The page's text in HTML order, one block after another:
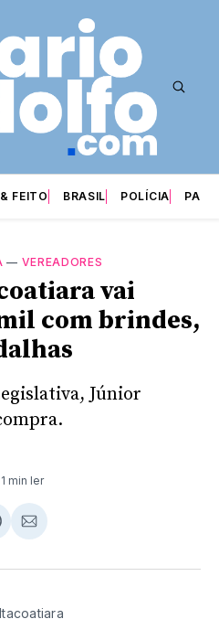
FEITO BRASIL POLÍCIA
— VEREADORES
vai
com brindes,
Júnior
1 min ler
Compartilhar
Email